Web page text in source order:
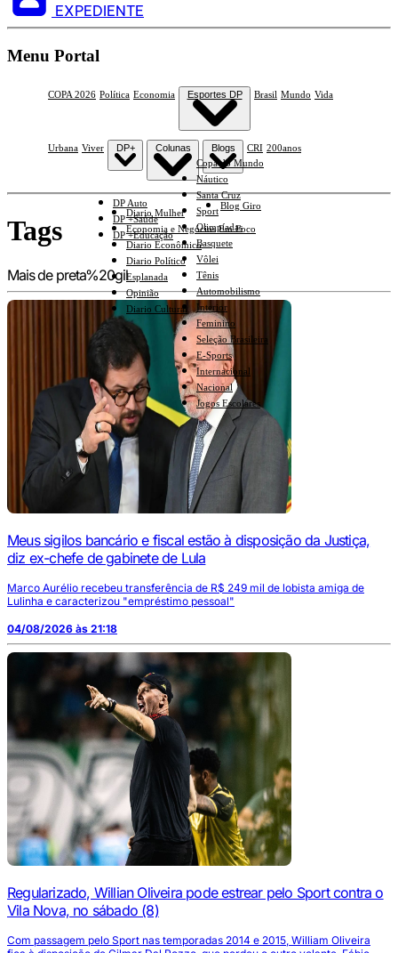
EXPEDIENTE
Menu Portal
COPA 2026 Política Economia Esportes DP
Copa do Mundo
Náutico
Santa Cruz
Sport
Olimpíadas
Basquete
Vôlei
Tênis
Automobilismo
Interior
Feminino
Seleção Brasileira
E-Sports
Internacional
Nacional
Jogos Escolares
Brasil Mundo Vida
Urbana Viver DP+
DP Auto
DP +Saúde
DP +Educação
Colunas
Diario Mulher
Economia e Negócios Em Foco
Diario Econômico
Diario Político
Esplanada
Opinião
Diario Cultural
Blogs
Blog Giro
CRI 200anos
Tags
Mais de preta%20gil
Meus sigilos bancário e fiscal estão à disposição da Justiça,
diz ex-chefe de gabinete de Lula
Marco Aurélio recebeu transferência de R$ 249 mil de lobista amiga de
Lulinha e caracterizou "empréstimo pessoal"
04/08/2026 às 21:18
Regularizado, Willian Oliveira pode estrear pelo Sport contra o
Vila Nova, no sábado (8)
Com passagem pelo Sport nas temporadas 2014 e 2015, William Oliveira